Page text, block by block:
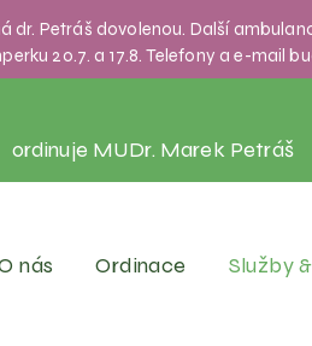
dr. Petráš dovolenou. Další
20.7. a 17.8. Telefony a e-mail
ordinuje MUDr. Marek Petráš
nás Ordinace Služby